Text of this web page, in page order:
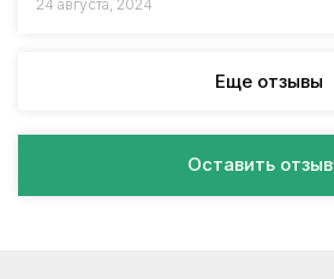
24 августа, 2024
Еще отзывы
Оставить отзыв